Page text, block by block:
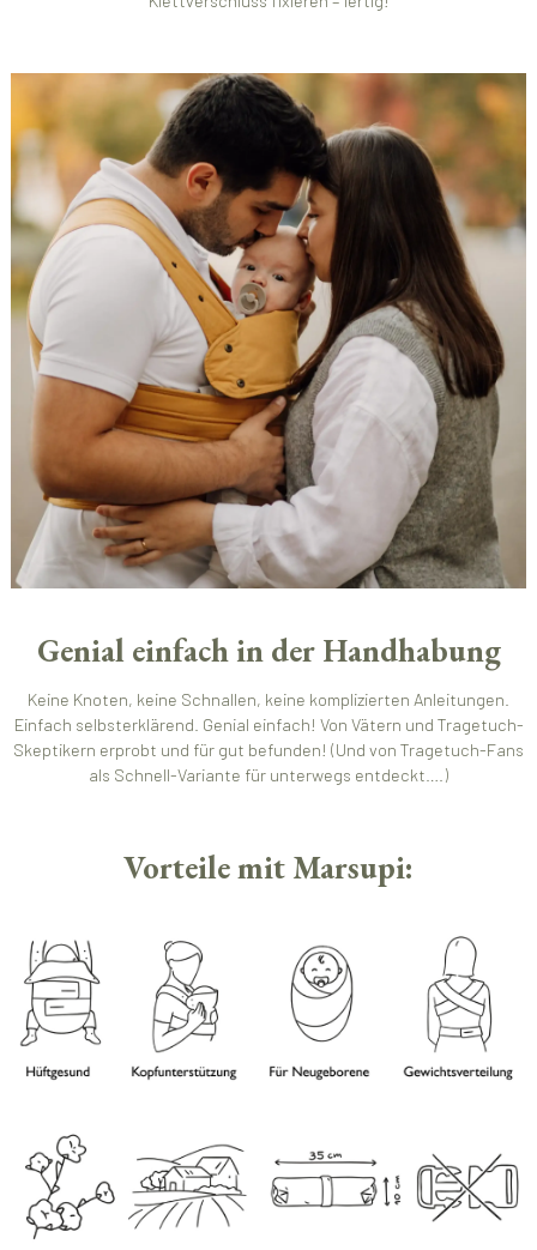
Genial einfach in der Handhabung
Keine Knoten, keine Schnallen, keine komplizierten Anleitungen.
Einfach selbsterklärend. Genial einfach! Von Vätern und Tragetuch-
Skeptikern erprobt und für gut befunden! (Und von Tragetuch-Fans
als Schnell-Variante für unterwegs entdeckt….)
Vorteile mit Marsupi: